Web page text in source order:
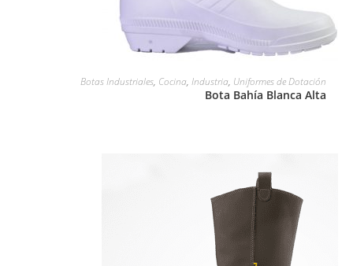
LEER MÁS
Botas Industriales, Cocina,Industria, Uniformes de Dotación
Bota Bahía Blanca Alta